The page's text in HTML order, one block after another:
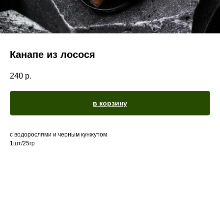
Канапе из лосося
240 р.
в корзину
с водорослями и черным кунжутом
1шт/25гр